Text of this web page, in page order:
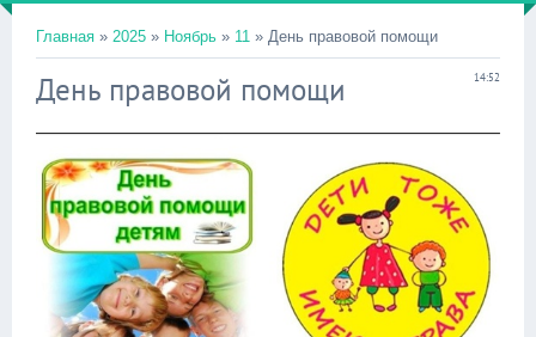
Главная » 2025 » Ноябрь » 11 » День правовой помощи
14:52
День правовой помощи